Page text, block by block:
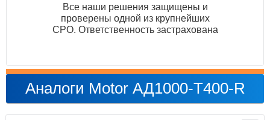
Все наши решения защищены и
проверены одной из крупнейших
СРО. Ответственность застрахована
Аналоги Motor АД1000-Т400-R